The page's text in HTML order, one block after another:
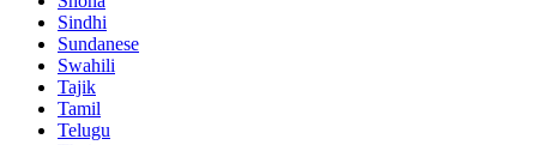
Sindhi
Sundanese
Swahili
Tajik
Tamil
Telugu